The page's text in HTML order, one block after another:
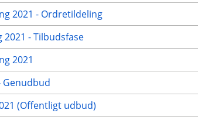
2021 - Ordretildeling
- Tilbudsfase
2021
Genudbud
(Offentligt udbud)